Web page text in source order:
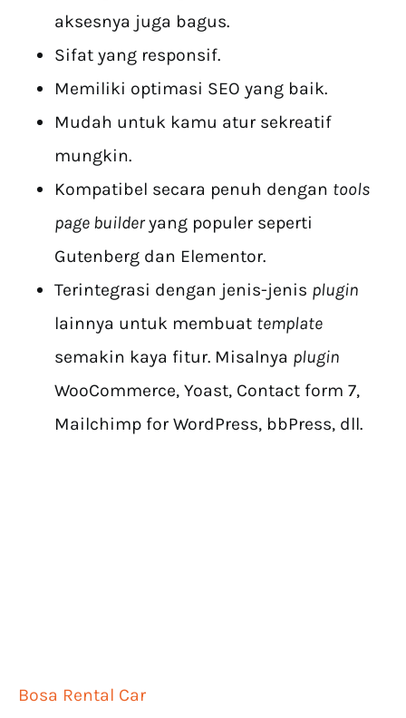
aksesnya juga bagus.
Sifat yang responsif.
Memiliki optimasi SEO yang baik.
Mudah untuk kamu atur sekreatif
mungkin.
Kompatibel secara penuh dengan tools
page builderyang populer seperti
Gutenberg dan Elementor.
Terintegrasi dengan jenis-jenis plugin
lainnya untuk membuat template
semakin kaya fitur. Misalnya plugin
WooCommerce, Yoast, Contact form 7,
Mailchimp for WordPress, bbPress, dll.
Bosa Rental Car